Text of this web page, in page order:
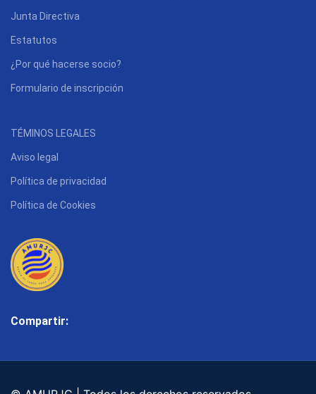
Junta Directiva
Estatutos
¿Por qué hacerse socio?
Formulario de inscripción
TÉMINOS LEGALES
Aviso legal
Política de privacidad
Política de Cookies
Compartir: